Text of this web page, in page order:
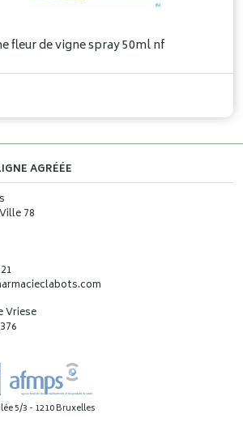
Caudalie eau fraiche fleur de vigne spray 50ml nf
AGRÉÉE
78
Vriese
5/3 - 1210 Bruxelles